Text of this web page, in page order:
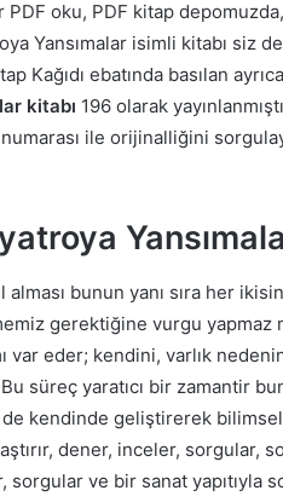
oku, PDF kitap depomuzda,
Yansımalar isimli kitabı siz
Kağıdı ebatında basılan ayrıca
kitabı 196 olarak
numarası ile orijinalliğini
bunun yanı sıra her ikisini
gerektiğine vurgu yapmaz
var eder; kendini, varlık
süreç yaratıcı bir zamantir
de kendinde geliştirerek
dener, inceler, sorgular,
ve bir sanat yapıtıyla